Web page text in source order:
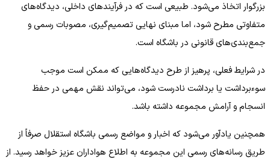
بزرگوار اتخاذ می‌شود. طبیعی است که در فرآیندهای داخلی، دیدگاه‌های
متفاوتی مطرح شود، اما مبنای نهایی تصمیم‌گیری، مصوبات رسمی و
جمع‌بندی‌های قانونی در باشگاه است.
در شرایط فعلی، پرهیز از طرح دیدگاه‌هایی که ممکن است موجب
سوءبرداشت یا برداشت نادرست شود، می‌تواند نقش مهمی در حفظ
انسجام و آرامش مجموعه داشته باشد.
همچنین یادآور می‌شود که اخبار و مواضع رسمی باشگاه استقلال صرفاً از
طریق رسانه‌های رسمی این مجموعه به اطلاع هواداران عزیز خواهد رسید. از